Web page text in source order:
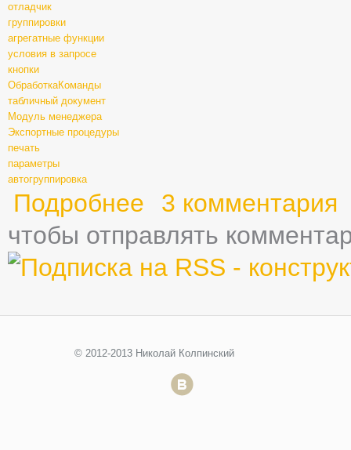
отладчик
группировки
агрегатные функции
условия в запросе
кнопки
ОбработкаКоманды
табличный документ
Модуль менеджера
Экспортные процедуры
печать
параметры
автогруппировка
Подробнее о Глава четвертая - Справочники
3 комментария
чтобы отправлять
© 2012-2013 Николай Колпинский